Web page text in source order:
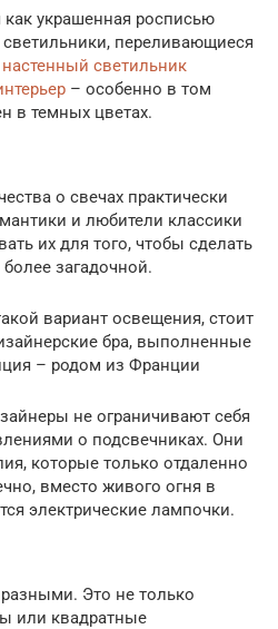
украшенная росписью
переливающиеся
настенный светильник
– особенно в том
в темных цветах.
о свечах практически
и любители классики
их для того, чтобы сделать
загадочной.
вариант освещения, стоит
бра, выполненные
– родом из Франции
не ограничивают себя
о подсвечниках. Они
которые только отдаленно
вместо живого огня в
электрические лампочки.
Это не только
или квадратные